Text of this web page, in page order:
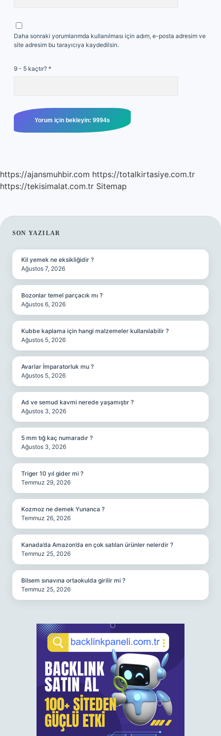
Daha sonraki yorumlarımda kullanılması için adım, e-posta adresim ve
site adresim bu tarayıcıya kaydedilsin.
9 - 5 kaçtır? *
https://ajansmuhbir.com https://totalkirtasiye.com.tr
https://tekisimalat.com.tr Sitemap
SIDEBAR
SON YAZILAR
Kil yemek ne eksikliğidir ?
Ağustos 7, 2026
Bozonlar temel parçacık mı ?
Ağustos 6, 2026
Kubbe kaplama için hangi malzemeler kullanılabilir ?
Ağustos 5, 2026
Avarlar İmparatorluk mu ?
Ağustos 5, 2026
Ad ve semud kavmi nerede yaşamıştır ?
Ağustos 3, 2026
5 mm tığ kaç numaradır ?
Ağustos 3, 2026
Triger 10 yıl gider mi ?
Temmuz 29, 2026
Kozmoz ne demek Yunanca ?
Temmuz 26, 2026
Kanada’da Amazon’da en çok satılan ürünler nelerdir ?
Temmuz 25, 2026
Bilsem sınavına ortaokulda girilir mi ?
Temmuz 25, 2026